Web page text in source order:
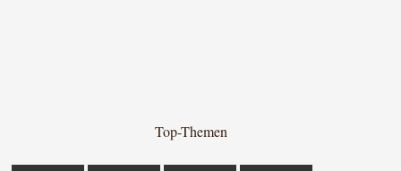
Top-Themen